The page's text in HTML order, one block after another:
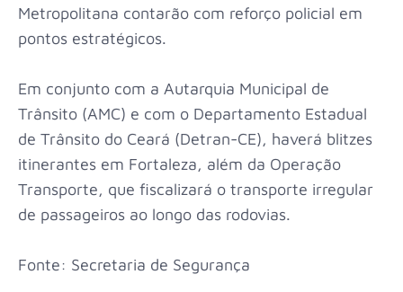
Metropolitana contarão com reforço policial em
pontos estratégicos.
Em conjunto com a Autarquia Municipal de
Trânsito (AMC) e com o Departamento Estadual
de Trânsito do Ceará (Detran-CE), haverá blitzes
itinerantes em Fortaleza, além da Operação
Transporte, que fiscalizará o transporte irregular
de passageiros ao longo das rodovias.
Fonte: Secretaria de Segurança